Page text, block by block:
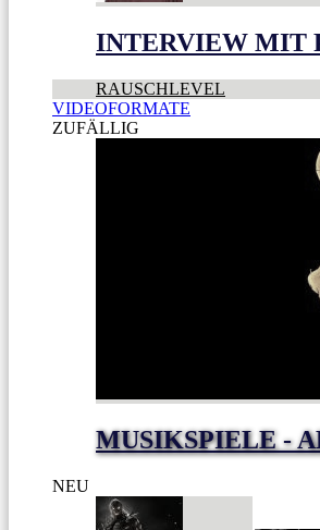
INTERVIEW MIT
RAUSCHLEVEL
VIDEOFORMATE
ZUFÄLLIG
MUSIKSPIELE -
NEU